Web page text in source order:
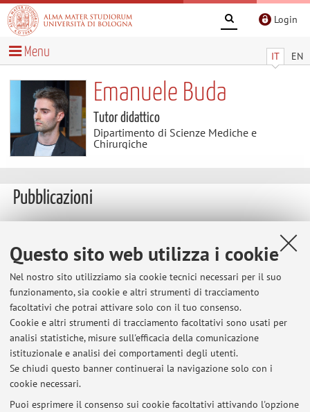
Questo sito web utilizza i cookie
Nel nostro sito utilizziamo sia cookie tecnici necessari per il suo
funzionamento, sia cookie e altri strumenti di tracciamento
facoltativi che potrai attivare solo con il tuo consenso.
Cookie e altri strumenti di tracciamento facoltativi sono usati per
analisi statistiche, misure sull'efficacia della comunicazione
istituzionale e analisi dei comportamenti degli utenti.
Se chiudi questo banner continuerai la navigazione solo con i
cookie necessari.
Puoi esprimere il consenso sui cookie facoltativi attivando l'opzione
Login
IT EN
Menu
Emanuele Buda
Tutor didattico
Dipartimento di Scienze Mediche e
Chirurgiche
Pubblicazioni
Buda, E., & Santucci, G. (2026).SLD and disability in medical
radiology technologist degree courses: a national survey
Journal of Biomedical Practitioners,10(1).
https://doi.org/10.13135/2532-7925/13687
Buda, E., & Santucci, G. (2026).DSA e disabilità nei corsi di
laurea in tecniche di radiologia medica: un’indagine
nazionale. Journal of Biomedical Practitioners,10(1).
https://doi.org/10.13135/2532-7925/13686